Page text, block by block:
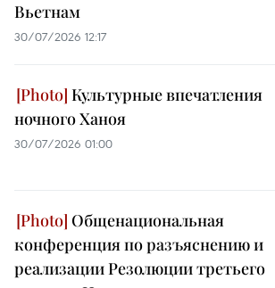
Вьетнам
30/07/2026 12:17
Культурные впечатления
ночного Ханоя
30/07/2026 01:00
Общенациональная
конференция по разъяснению и
реализации Резолюции третьего